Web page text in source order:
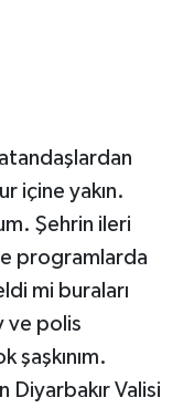
içine yakın.
Şehrin ileri
programlarda
mi buraları
ve polis
şaşkınım.
Diyarbakır Valisi